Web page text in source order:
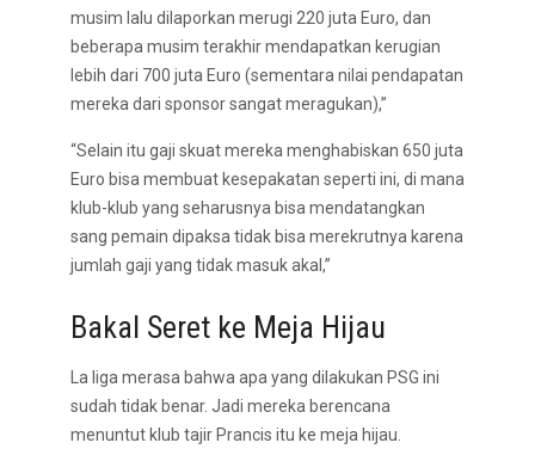
musim lalu dilaporkan merugi 220 juta Euro, dan
beberapa musim terakhir mendapatkan kerugian
lebih dari 700 juta Euro (sementara nilai pendapatan
mereka dari sponsor sangat meragukan),”
“Selain itu gaji skuat mereka menghabiskan 650 juta
Euro bisa membuat kesepakatan seperti ini, di mana
klub-klub yang seharusnya bisa mendatangkan
sang pemain dipaksa tidak bisa merekrutnya karena
jumlah gaji yang tidak masuk akal,”
Bakal Seret ke Meja Hijau
La liga merasa bahwa apa yang dilakukan PSG ini
sudah tidak benar. Jadi mereka berencana
menuntut klub tajir Prancis itu ke meja hijau.